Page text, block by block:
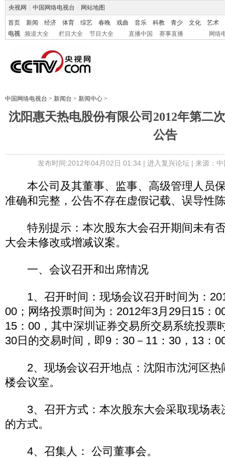
央视网 中国网络电视台 网站地图
首页 新闻 经济 体育 综艺 春晚 戏曲 音乐 科教 青少 文化
艺术
电视
频道大全 栏目大全 节目大全 直播中国 赛事直播 网络
中国网络电视台 > 新闻台 > 新闻中心 >
沈阳惠天热电股份有限公司2012年第二
公告
发布时间:2012年04月02日 01:34 | 进入复兴论坛| 来源：
本公司及其董事、监事、高级管理人员
准确和完整，公告不存在虚假记载、误导性
特别提示：本次股东大会召开期间未有
大会未修改或增减议案。
一、会议召开和出席情况
1、召开时间：现场会议召开时间为：
00；网络投票时间为：2012年3月29日15：
15：00，其中深圳证券交易所交易系统投票
30日的交易时间，即9：30－11：30，13：
2、现场会议召开地点：沈阳市沈河区热
楼会议室。
3、召开方式：本次股东大会采取现场表
的方式。
4、召集人： 公司董事会。